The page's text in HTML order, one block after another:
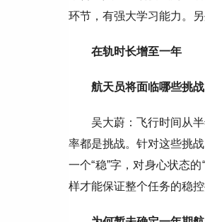
环节，有强大学习能力。
在轨时长增至一年
航天员将面临哪些挑战
吴大蔚：飞行时间从
率都是挑战。针对这些挑
一个“稳”字，对身心状态
样才能保证整个任务的稳控